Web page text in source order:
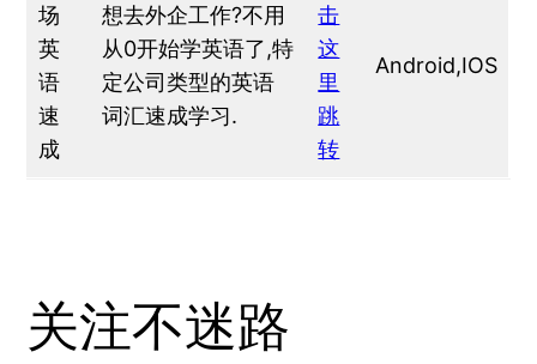
场
英
语
速
成
想去外企工作?不用
从0开始学英语了,特
定公司类型的英语
词汇速成学习.
击
这
里
跳
转
Android,IOS
关注不迷路